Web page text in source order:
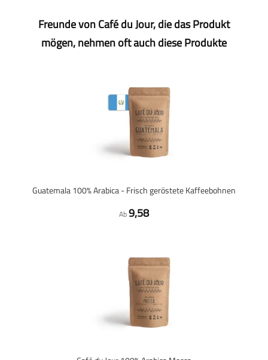
Freunde von Café du Jour, die das Produkt
mögen, nehmen oft auch diese Produkte
Guatemala 100% Arabica - Frisch geröstete Kaffeebohnen
Ab9,58